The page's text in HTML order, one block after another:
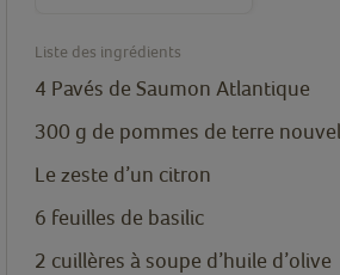
Liste des ingrédients
4 Pavés de Saumon Atlantique
300 g de pommes de terre
Le zeste d’un citron
6 feuilles de basilic
2 cuillères à soupe d’huile d’olive